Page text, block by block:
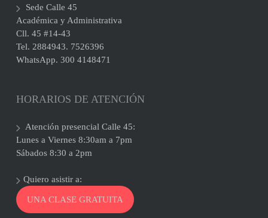
Sede Calle 45
Académica y Administrativa
Cll. 45 #14-43
Tel. 2884943. 7526396
WhatsApp. 300 4148471
HORARIOS DE ATENCIÓN
Atención presencial Calle 45:
Lunes a Viernes 8:30am a 7pm
Sábados 8:30 a 2pm
Quiero asistir a:
UNA CLASE GRATUITA